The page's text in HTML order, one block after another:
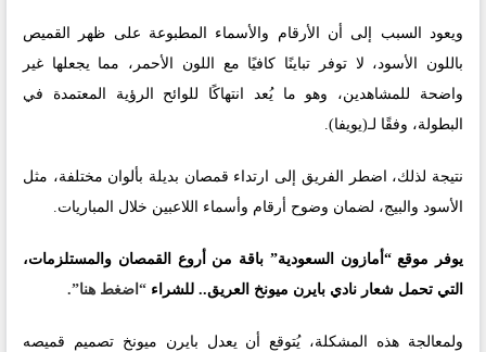
ويعود السبب إلى أن الأرقام والأسماء المطبوعة على ظهر القميص
باللون الأسود، لا توفر تباينًا كافيًا مع اللون الأحمر، مما يجعلها غير
واضحة للمشاهدين، وهو ما يُعد انتهاكًا للوائح الرؤية المعتمدة في
البطولة، وفقًا لـ(يويفا).
نتيجة لذلك، اضطر الفريق إلى ارتداء قمصان بديلة بألوان مختلفة، مثل
الأسود والبيج، لضمان وضوح أرقام وأسماء اللاعبين خلال المباريات.
يوفر موقع “أمازون السعودية” باقة من أروع القمصان والمستلزمات،
التي تحمل شعار نادي بايرن ميونخ العريق.. للشراء “اضغط هنا”.
ولمعالجة هذه المشكلة، يُتوقع أن يعدل بايرن ميونخ تصميم قميصه